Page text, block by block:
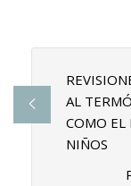
AL
COMO EL
NIÑOS